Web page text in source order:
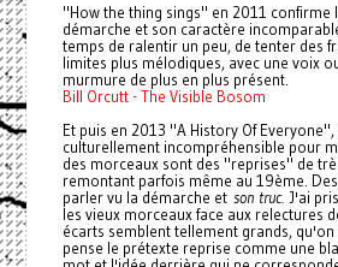
"How the thing sings" en 2011 confirme
démarche et son caractère
temps de ralentir un peu, de tenter des
limites plus mélodiques, avec une voix
murmure de plus en plus présent.
Bill Orcutt - The Visible Bosom
Et puis en 2013 "A History Of
culturellement incompréhensible pour
des morceaux sont des "reprises" de
remontant parfois même au 19ème.
parler vu la démarche et son truc.J'ai
les vieux morceaux face aux relectures
écarts semblent tellement grands,
pense le prétexte reprise comme une